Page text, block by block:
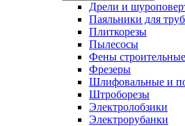
Дрели и
Паяльники для труб
Плиткорезы
Пылесосы
Фены строительные
Фрезеры
Шлифовальные и
Штроборезы
Электролобзики
Электрорубанки